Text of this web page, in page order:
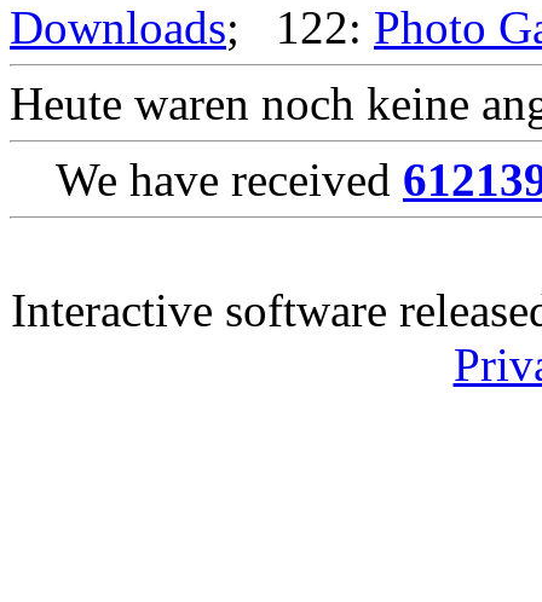
Downloads; 122: Photo
Heute waren noch keine
We have received
Interactive software